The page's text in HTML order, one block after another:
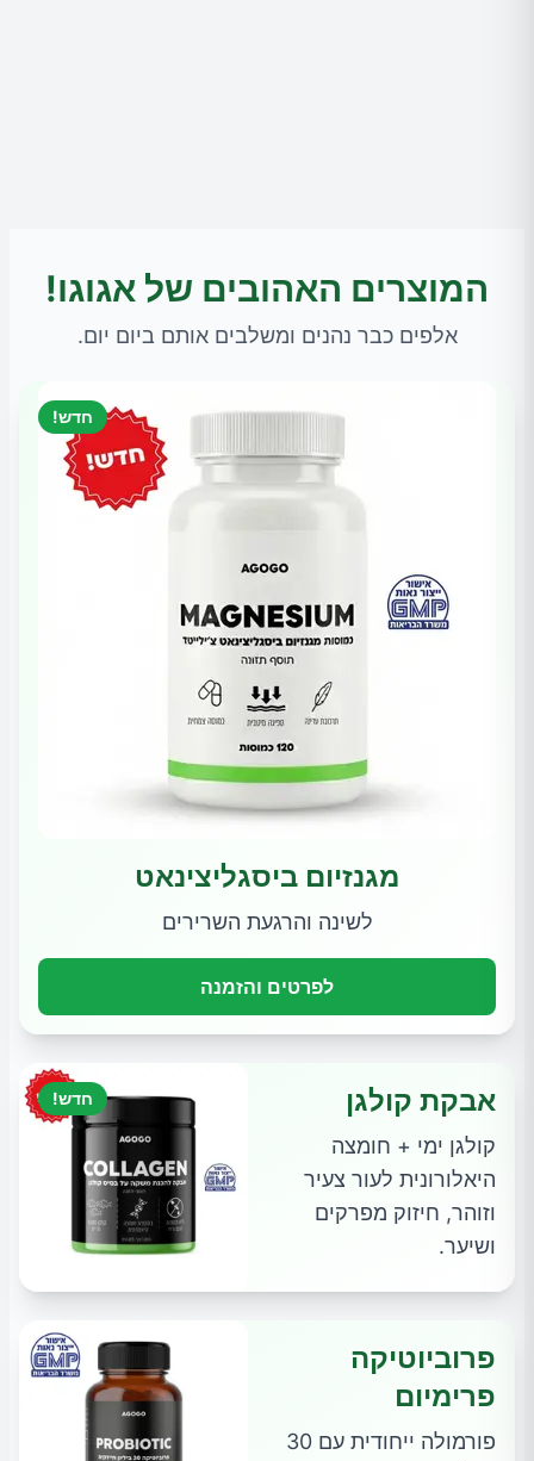
המוצרים האהובים של אגוגו!
אלפים כבר נהנים ומשלבים אותם ביום יום.
חדש!
מגנזיום ביסגליצינאט
לשינה והרגעת השרירים
לפרטים והזמנה
חדש! אבקת קולגן
קולגן ימי + חומצה
היאלורונית לעור צעיר
וזוהר, חיזוק מפרקים
ושיער.
פרוביוטיקה
פרימיום
פורמולה ייחודית עם 30